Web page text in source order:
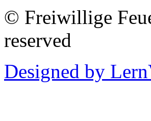
© Freiwillige
reserved
Designed by